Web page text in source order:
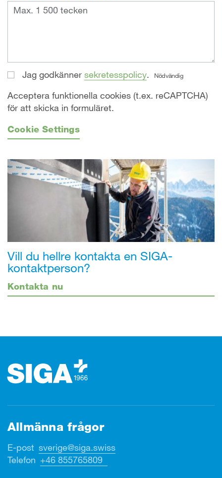
Jag godkännersekretesspolicy. Nödvändig
Acceptera funktionella cookies (t.ex. reCAPTCHA)
för att skicka in formuläret.
Cookie Settings
Vill du hellre kontakta en SIGA-
kontaktperson?
Kontakta nu
Allmänna frågor
E-post sverige@siga.swiss
Telefon +46 855765809